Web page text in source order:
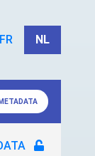
FR NL